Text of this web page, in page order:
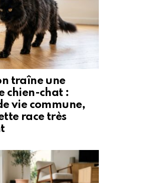
traîne une
chien-chat :
vie commune,
race très